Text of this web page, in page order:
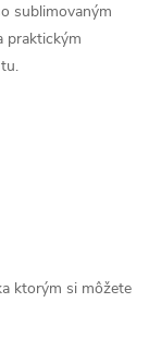
sublimovaným
praktickým
ktorým si môžete